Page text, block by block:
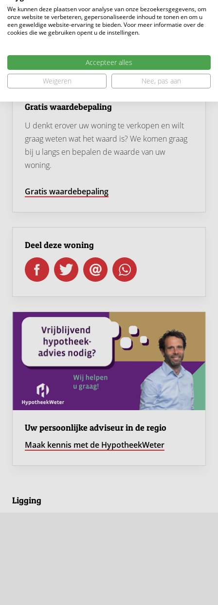
speelvoorzieningen en een rustige, kindvriendelijke
omgeving: de ideale plek om thuis te komen.
Een woning als deze biedt alles wat je zoekt: ruimte,
luxe, duurzaamheid en een fijne woonomgeving. Hier
hoef je alleen nog maar je spullen neer te zetten en te
Gratis waardebepaling
U denkt erover uw woning te verkopen en wilt
graag weten wat het waard is? We komen graag
bij u langs en bepalen de waarde van uw
woning.
Gratis waardebepaling
Deel deze woning
Uw persoonlijke adviseur in de regio
Maak kennis met de HypotheekWeter
Ligging
We kunnen deze plaatsen voor analyse van onze bezoekersgegevens, om
onze website te verbeteren, gepersonaliseerde inhoud te tonen en om u
een geweldige website-ervaring te bieden. Voor meer informatie over de
cookies die we gebruiken opent u de instellingen.
Accepteer alles
Weigeren
Nee, pas aan